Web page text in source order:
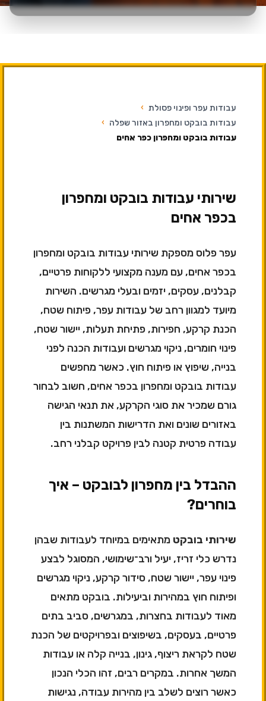
עבודות עפר ופינוי פסולת ›
עבודות בובקט ומחפרון באזור שפלה ›
עבודות בובקט ומחפרון כפר אחים
שירותי עבודות בובקט ומחפרון
בכפר אחים
עפר פלוס מספקת שירותי עבודות בובקט ומחפרון
בכפר אחים, עם מענה מקצועי ללקוחות פרטיים,
קבלנים, עסקים, יזמים ובעלי מגרשים. השירות
מיועד למגוון רחב של עבודות עפר, פיתוח שטח,
הכנת קרקע, חפירות, פתיחת תעלות, יישור שטח,
פינוי חומרים, ניקוי מגרשים ועבודות הכנה לפני
בנייה, שיפוץ או פיתוח חוץ. כאשר מחפשים
עבודות בובקט ומחפרון בכפר אחים, חשוב לבחור
גורם שמכיר את סוגי הקרקע, את תנאי הגישה
באזורים שונים ואת הדרישות המשתנות בין
עבודה פרטית קטנה לבין פרויקט קבלני רחב.
ההבדל בין מחפרון לבובקט – איך
בוחרים?
שירותי בובקט מתאימים במיוחד לעבודות שבהן
נדרש כלי זריז, יעיל ורב־שימושי, המסוגל לבצע
פינוי עפר, יישור שטח, סידור קרקע, ניקוי מגרשים
ופיתוח חוץ במהירות וביעילות. בובקט מתאים
מאוד לעבודות בחצרות, במגרשים, סביב בתים
פרטיים, בעסקים, בשיפוצים ובפרויקטים של הכנת
שטח לקראת ריצוף, גינון, בנייה קלה או עבודות
המשך אחרות. במקרים רבים, זהו הכלי הנכון
כאשר רוצים לשלב בין מהירות עבודה, נגישות